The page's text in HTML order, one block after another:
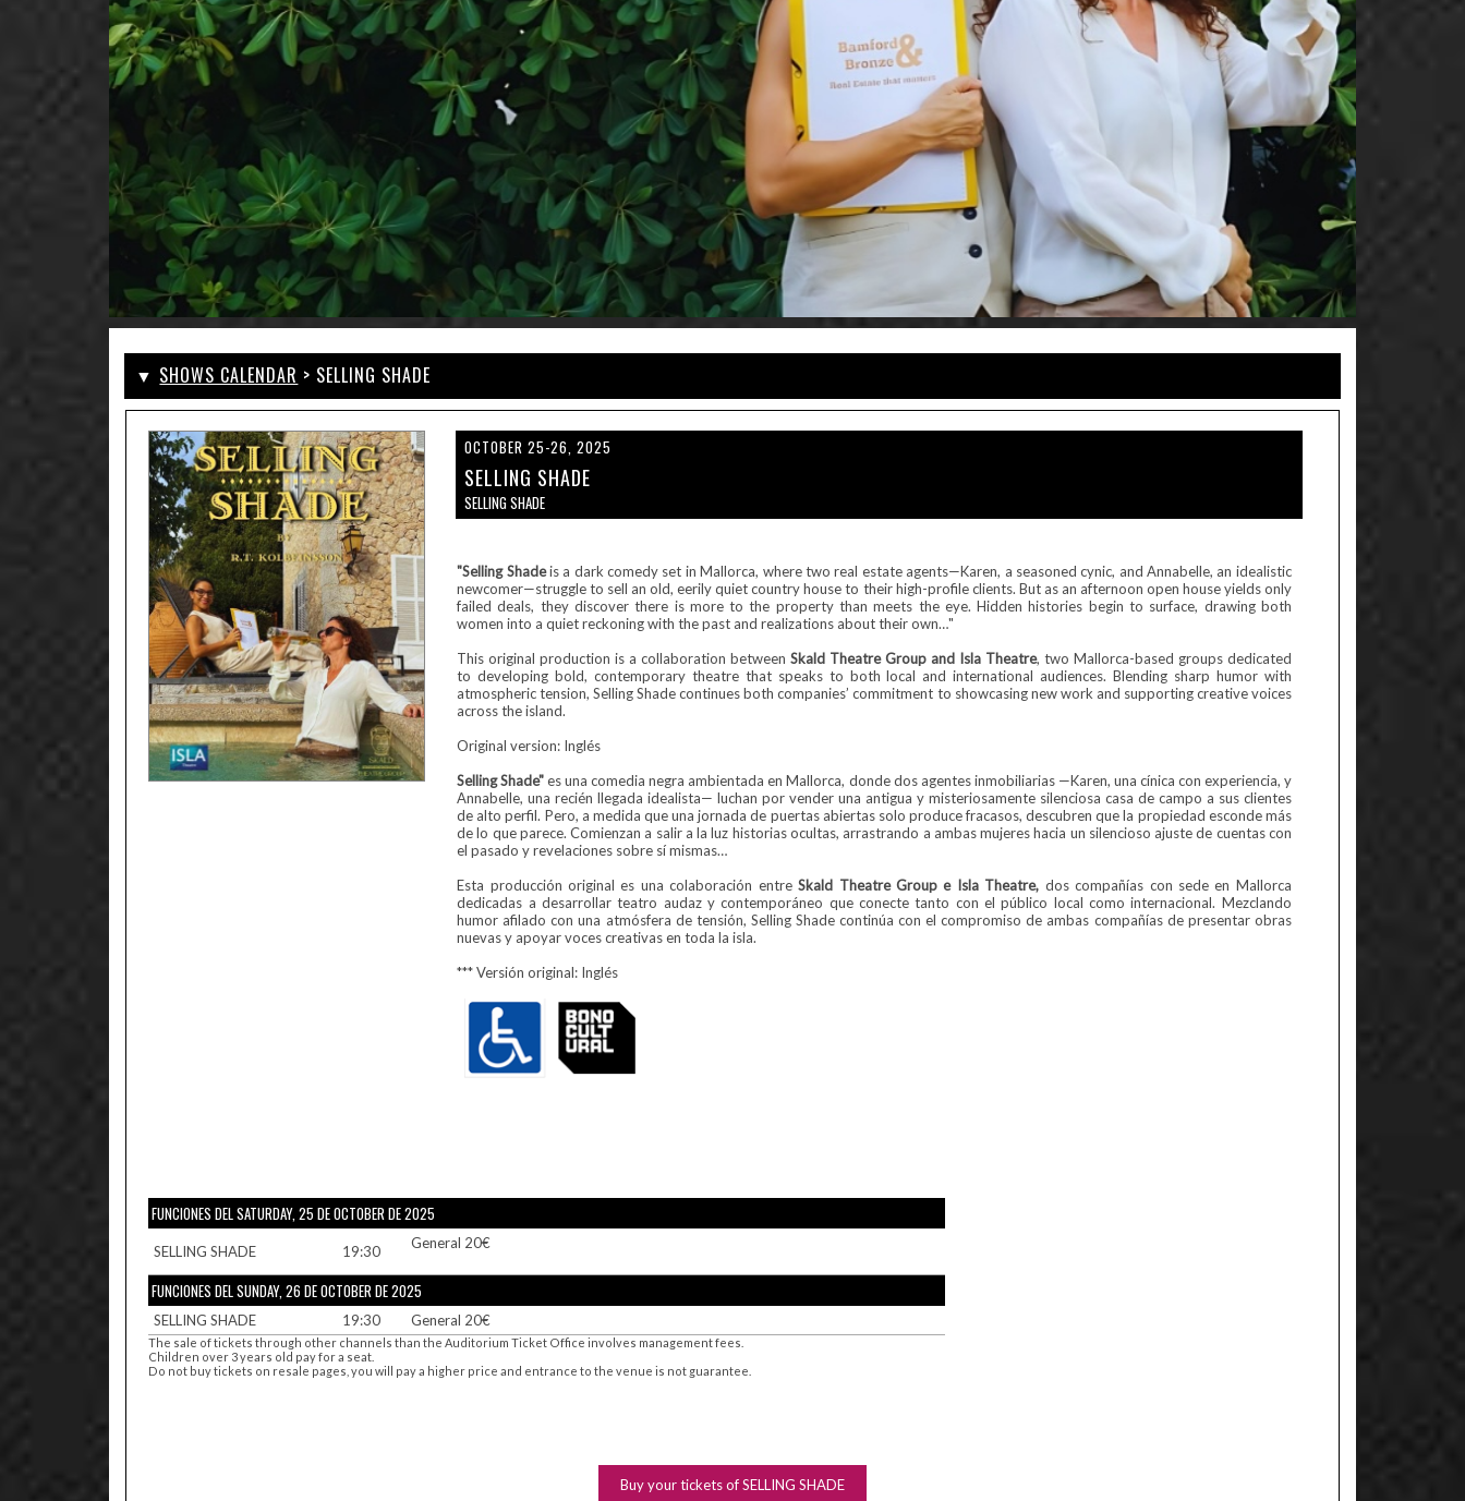
▼ SHOWS CALENDAR > SELLING SHADE
OCTOBER 25-26, 2025
SELLING SHADE
SELLING SHADE
"Selling Shadeis a dark comedy set in Mallorca, where two real estate agents—Karen, a seasoned cynic, and Annabelle, an idealistic
newcomer—struggle to sell an old, eerily quiet country house to their high-profile clients. But as an afternoon open house yields only
failed deals, they discover there is more to the property than meets the eye. Hidden histories begin to surface, drawing both
women into a quiet reckoning with the past and realizations about their own…"
This original production is a collaboration betweenSkald Theatre Group and Isla Theatre, two Mallorca-based groups dedicated
to developing bold, contemporary theatre that speaks to both local and international audiences. Blending sharp humor with
atmospheric tension, Selling Shade continues both companies’ commitment to showcasing new work and supporting creative voices
across the island.
Original version: Inglés
Selling Shade"es una comedia negra ambientada en Mallorca, donde dos agentes inmobiliarias —Karen, una cínica con experiencia, y
Annabelle, una recién llegada idealista— luchan por vender una antigua y misteriosamente silenciosa casa de campo a sus clientes
de alto perfil. Pero, a medida que una jornada de puertas abiertas solo produce fracasos, descubren que la propiedad esconde más
de lo que parece. Comienzan a salir a la luz historias ocultas, arrastrando a ambas mujeres hacia un silencioso ajuste de cuentas con
el pasado y revelaciones sobre sí mismas…
Esta producción original es una colaboración entreSkald Theatre Group e Isla Theatre, dos compañías con sede en Mallorca
dedicadas a desarrollar teatro audaz y contemporáneo que conecte tanto con el público local como internacional. Mezclando
humor afilado con una atmósfera de tensión, Selling Shade continúa con el compromiso de ambas compañías de presentar obras
nuevas y apoyar voces creativas en toda la isla.
*** Versión original: Inglés
FUNCIONES DEL SATURDAY, 25 DE OCTOBER DE 2025
SELLING SHADE 19:30 General 20€
FUNCIONES DEL SUNDAY, 26 DE OCTOBER DE 2025
SELLING SHADE 19:30 General 20€
The sale of tickets through other channels than the Auditorium Ticket Office involves management fees.
Children over 3 years old pay for a seat.
Do not buy tickets on resale pages, you will pay a higher price and entrance to the venue is not guarantee.
Buy your tickets of SELLING SHADE